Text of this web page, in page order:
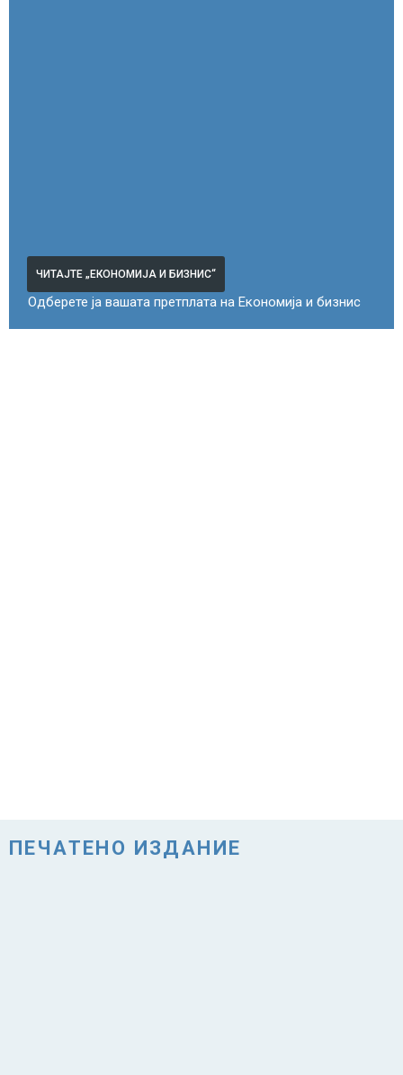
ЧИТАЈТЕ „ЕКОНОМИЈА И БИЗНИС“
Одберете ја вашата претплата на Економија и бизнис
ПЕЧАТЕНО ИЗДАНИЕ